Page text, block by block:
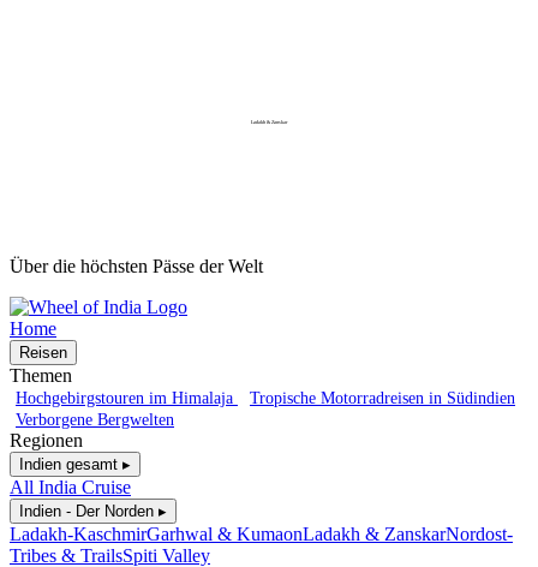
Ladakh & Zanskar
Über die höchsten Pässe der Welt
Home
Reisen
Themen
Hochgebirgstouren im Himalaja
Tropische Motorradreisen in Südindien
Verborgene Bergwelten
Regionen
Indien gesamt ▸
All India Cruise
Indien - Der Norden ▸
Ladakh-KaschmirGarhwal & KumaonLadakh & ZanskarNordost-
Tribes & TrailsSpiti Valley